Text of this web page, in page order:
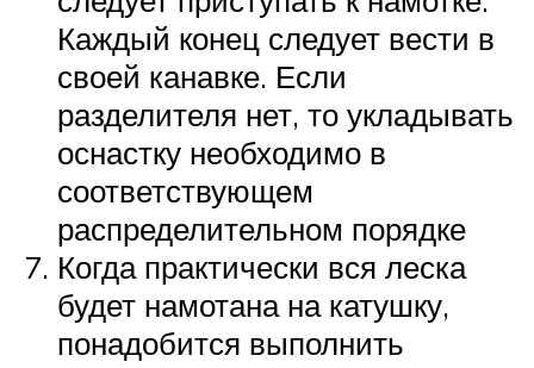
Каждый конец следует вести в
своей канавке. Если
разделителя нет, то укладывать
оснастку необходимо в
соответствующем
распределительном порядке
Когда практически вся леска
будет намотана на катушку,
понадобится выполнить